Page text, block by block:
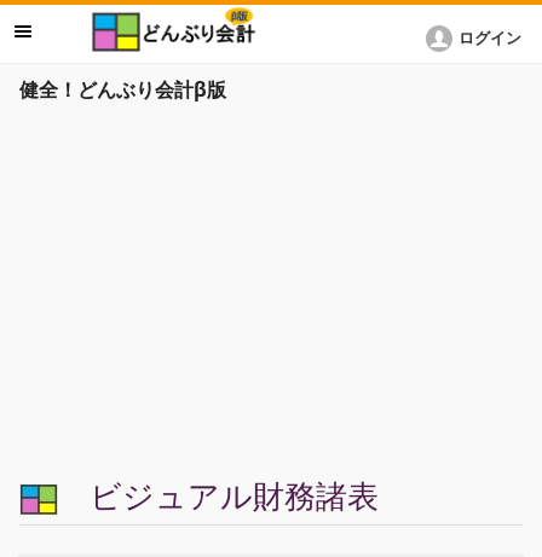
健全！どんぶり会計β版
ログイン
ビジュアル財務諸表